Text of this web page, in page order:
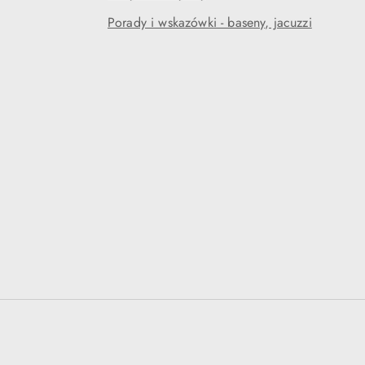
Porady i wskazówki - baseny, jacuzzi